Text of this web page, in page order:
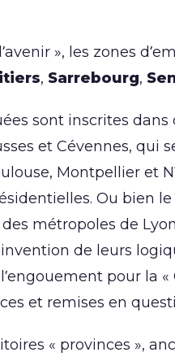
», les zones
, Sarrebourg,
sont inscrites
et Cévennes,
Montpellier et
Ou bien
métropoles de
de leurs
pour la «
et remises en
« provinces »,